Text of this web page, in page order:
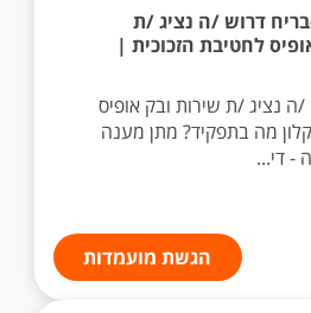
דרוש /ה נציג /ת
לחטיבת הזכוכית |
נציג /ת שירות ובק אופיס
מה בתפקיד? מתן מענה
- די...
הגשת מועמדות